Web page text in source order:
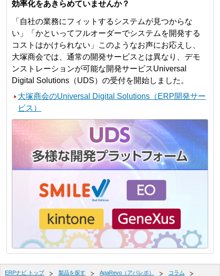
効率化をあきらめていませんか？
「自社の業務にフィットするシステムが見つからな
い」「かといってフルオーダーでシステムを開発する
コストはかけられない」このようなお声にお応えし、
大塚商会では、通常の開発サービスとは異なり、デモ
ンストレーションが可能な開発サービスUniversal
Digital Solutions（UDS）の受付を開始しました。
大塚商会のUniversal Digital Solutions（ERP開発サー
ビス）
ERPナビ トップ 製品を探す ApaRevo（アパレボ）
コラム